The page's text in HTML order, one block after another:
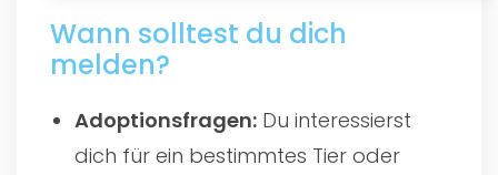
Wann solltest du dich
melden?
Adoptionsfragen: Du interessierst
dich für ein bestimmtes Tier oder